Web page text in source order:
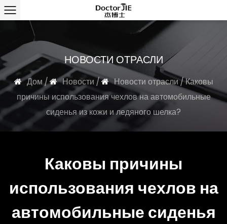
НОВОСТИ ОТРАСЛИ
Дом/ Новости / Новости отрасли/Каковы
причины использования чехлов на автомобильные
сиденья из кожи и ледяного шелка?
Каковы причины
использования чехлов на
автомобильные сиденья